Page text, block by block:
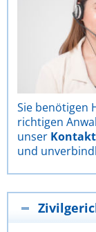
Sie benötigen
richtigen
unser
und